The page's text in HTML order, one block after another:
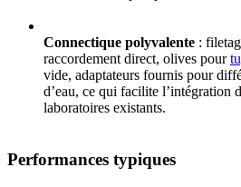
Connectique polyvalente :
raccordement direct, olives pour
vide, adaptateurs fournis pour
d’eau, ce qui facilite l’intégration
laboratoires existants.
Performances typiques